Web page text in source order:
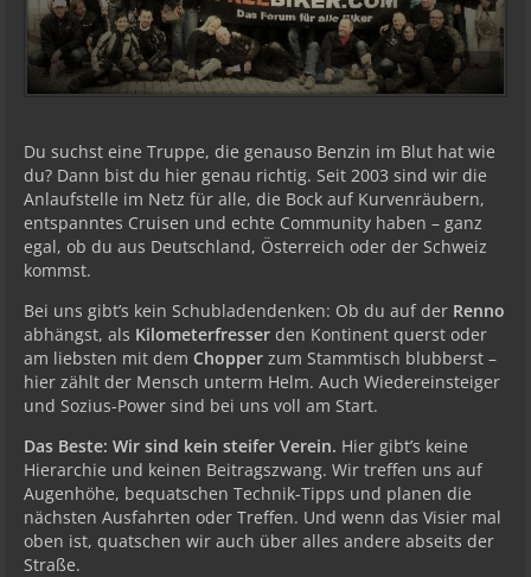
Du suchst eine Truppe, die genauso Benzin im Blut hat wie
du? Dann bist du hier genau richtig. Seit 2003 sind wir die
Anlaufstelle im Netz für alle, die Bock auf Kurvenräubern,
entspanntes Cruisen und echte Community haben – ganz
egal, ob du aus Deutschland, Österreich oder der Schweiz
kommst.
Bei uns gibt’s kein Schubladendenken: Ob du auf der Renno
abhängst, als Kilometerfresser den Kontinent querst oder
am liebsten mit dem Chopper zum Stammtisch blubberst –
hier zählt der Mensch unterm Helm. Auch Wiedereinsteiger
und Sozius-Power sind bei uns voll am Start.
Das Beste: Wir sind kein steifer Verein. Hier gibt’s keine
Hierarchie und keinen Beitragszwang. Wir treffen uns auf
Augenhöhe, bequatschen Technik-Tipps und planen die
nächsten Ausfahrten oder Treffen. Und wenn das Visier mal
oben ist, quatschen wir auch über alles andere abseits der
Straße.